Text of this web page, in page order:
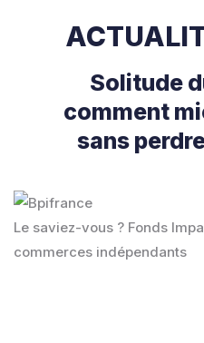
Solitude
comment
sans
Le saviez-vous ? Fonds
commerces indépendants